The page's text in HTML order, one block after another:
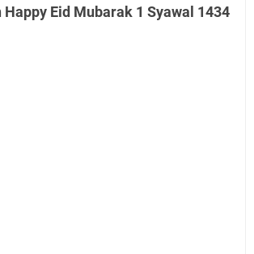
Eid Mubarak 1 Syawal 1434